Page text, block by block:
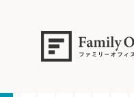
設定のコツと、中立的な専門
【専門家解説】相続トラブル